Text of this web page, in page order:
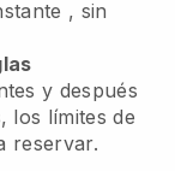
, sin
y después
los límites de
reservar.